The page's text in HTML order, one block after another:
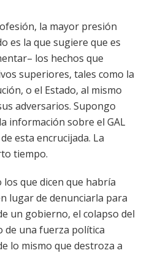
la mayor presión
es la que sugiere que es
los hechos que
superiores, tales como la
o el Estado, al mismo
adversarios. Supongo
información sobre el GAL
esta encrucijada. La
tiempo.
que dicen que habría
lugar de denunciarla para
un gobierno, el colapso del
de una fuerza política
lo mismo que destroza a